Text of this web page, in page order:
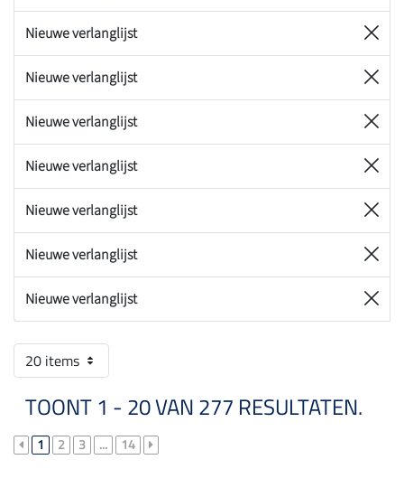
Nieuwe verlanglijst
Nieuwe verlanglijst
Nieuwe verlanglijst
Nieuwe verlanglijst
Nieuwe verlanglijst
Nieuwe verlanglijst
Nieuwe verlanglijst
20 items
TOONT 1 - 20 VAN 277 RESULTATEN.
1 2 3 ... 14